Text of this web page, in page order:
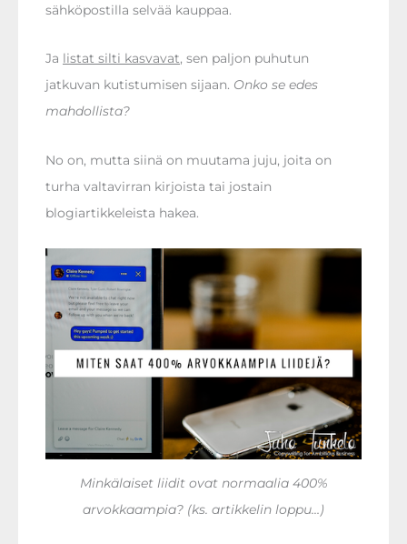
sähköpostilla selvää kauppaa.
Ja listat silti kasvavat, sen paljon puhutun
jatkuvan kutistumisen sijaan. Onko se edes
mahdollista?
No on, mutta siinä on muutama juju, joita on
turha valtavirran kirjoista tai jostain
blogiartikkeleista hakea.
Minkälaiset liidit ovat normaalia 400%
arvokkaampia? (ks. artikkelin loppu…)